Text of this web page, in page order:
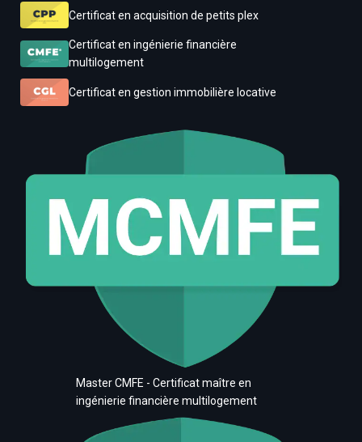
Certificat en acquisition de petits plex
Certificat en ingénierie financière
multilogement
Certificat en gestion immobilière locative
Master CMFE - Certificat maître en
ingénierie financière multilogement